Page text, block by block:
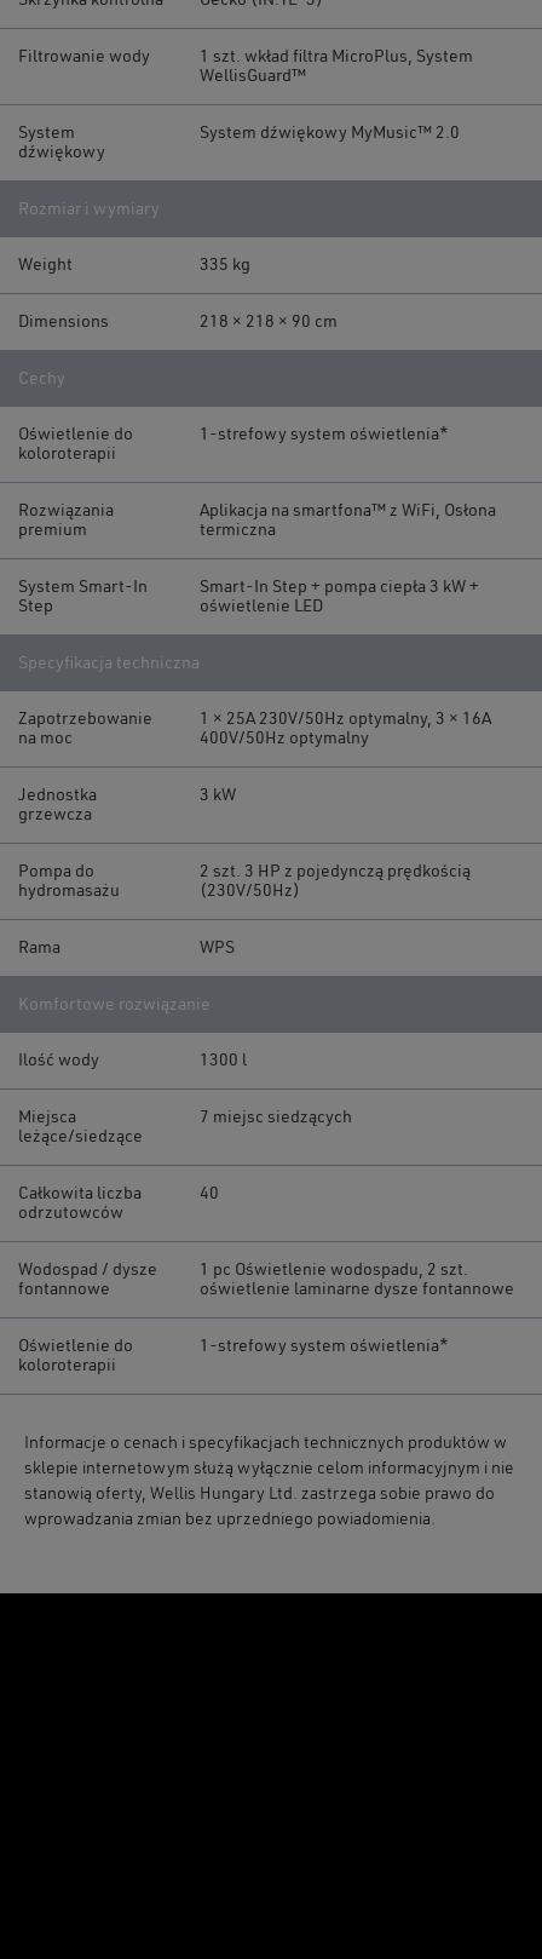
Filtrowanie wody
1 szt. wkład filtra MicroPlus, System
WellisGuard™
System
dźwiękowy
System dźwiękowy MyMusic™ 2.0
Rozmiar i wymiary
Weight 335 kg
Dimensions 218 × 218 × 90 cm
Cechy
Oświetlenie do
koloroterapii
1-strefowy system oświetlenia*
Rozwiązania
premium
Aplikacja na smartfona™ z WiFi, Osłona
termiczna
System Smart-In
Step
Smart-In Step + pompa ciepła 3 kW +
oświetlenie LED
Specyfikacja techniczna
Zapotrzebowanie
na moc
1 × 25A 230V/50Hz optymalny, 3 × 16A
400V/50Hz optymalny
Jednostka
grzewcza
3 kW
Pompa do
hydromasażu
2 szt. 3 HP z pojedynczą prędkością
(230V/50Hz)
Rama WPS
Komfortowe rozwiązanie
Ilość wody 1300 l
Miejsca
leżące/siedzące
7 miejsc siedzących
Całkowita liczba
odrzutowców
40
Wodospad / dysze
fontannowe
1 pc Oświetlenie wodospadu, 2 szt.
oświetlenie laminarne dysze fontannowe
Oświetlenie do
koloroterapii
1-strefowy system oświetlenia*
Informacje o cenach i specyfikacjach technicznych produktów w
sklepie internetowym służą wyłącznie celom informacyjnym i nie
stanowią oferty, Wellis Hungary Ltd. zastrzega sobie prawo do
wprowadzania zmian bez uprzedniego powiadomienia.